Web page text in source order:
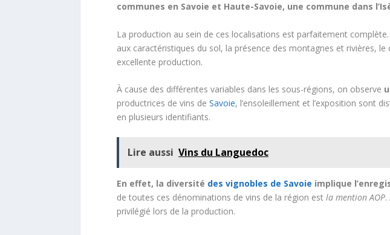
communes en Savoie et Haute-Savoie, une commune dans
La production au sein de ces localisations est parfaitement
aux caractéristiques du sol, la présence des montagnes et rivières,
excellente production.
À cause des différentes variables dans les sous-régions, on observe
productrices de vins de Savoie, l’ensoleillement et l’exposition sont
en plusieurs identifiants.
Lire aussi Vins du Languedoc
En effet, la diversité des vignobles de Savoie implique
de toutes ces dénominations de vins de la région est la mention AOP.
privilégié lors de la production.